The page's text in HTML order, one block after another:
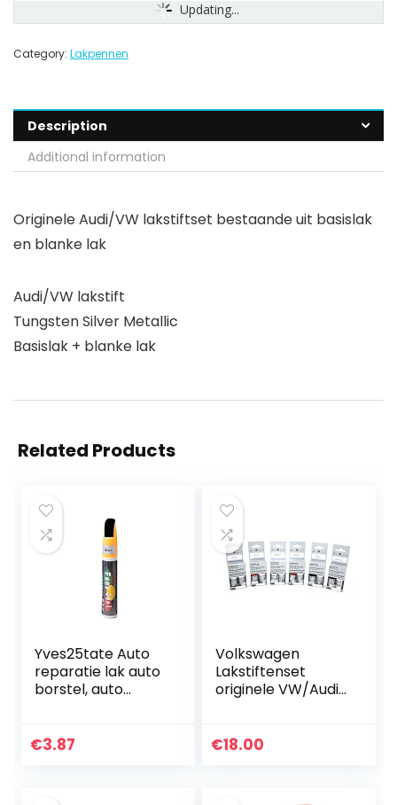
Updating...
Category: Lakpennen
Description
Additional information
Originele Audi/VW lakstiftset bestaande uit basislak
en blanke lak
Audi/VW lakstift
Tungsten Silver Metallic
Basislak + blanke lak
Related Products
Yves25tate Auto
reparatie lak auto
borstel, auto
reparatie speciale
€3.87
Volkswagen
Lakstiftenset
originele VW/Audi
[vermelding 17-
€18.00